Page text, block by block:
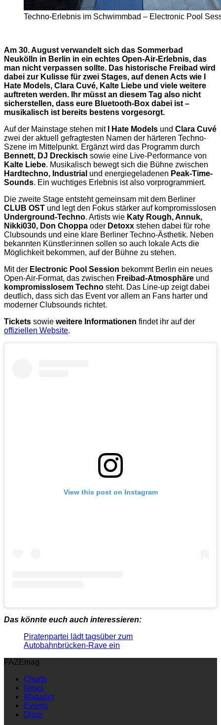
Techno-Erlebnis im Schwimmbad – Electronic Pool
Am 30. August verwandelt sich das Sommerbad
Neukölln in Berlin in ein echtes Open-Air-Erlebnis, das
man nicht verpassen sollte. Das historische Freibad wird
dabei zur Kulisse für zwei Stages, auf denen Acts wie I
Hate Models, Clara Cuvé, Kalte Liebe und viele weitere
auftreten werden. Ihr müsst an diesem Tag also nicht
sicherstellen, dass eure Bluetooth-Box dabei ist –
musikalisch ist bereits bestens vorgesorgt.
Auf der Mainstage stehen mitI Hate Models und Clara Cuvé
zwei der aktuell gefragtesten Namen der härteren Techno-
Szene im Mittelpunkt. Ergänzt wird das Programm durch
Bennett, DJ Dreckisch sowie eine Live-Performance von
Kalte Liebe. Musikalisch bewegt sich die Bühne zwischen
Hardtechno, Industrial und energiegeladenen Peak-Time-
Sounds. Ein wuchtiges Erlebnis ist also vorprogrammiert.
Die zweite Stage entsteht gemeinsam mit dem Berliner
CLUB OST und legt den Fokus stärker auf kompromisslosen
Underground-Techno. Artists wie Katy Rough, Annuk,
Nikki030, Don Choppa oder Detoxx stehen dabei für rohe
Clubsounds und eine klare Berliner Techno-Ästhetik. Neben
bekannten Künstler:innen sollen so auch lokale Acts die
Möglichkeit bekommen, auf der Bühne zu stehen.
Mit der Electronic Pool Session bekommt Berlin ein neues
Open-Air-Format, das zwischen Freibad-Atmosphäre und
kompromisslosem Techno steht. Das Line-up zeigt dabei
deutlich, dass sich das Event vor allem an Fans harter und
moderner Clubsounds richtet.
Tickets sowie weitere Informationen findet ihr auf der
offiziellen Website.
View this post on Instagram
Das könnte euch auch interessieren:
Piratenpartei lädt tagsüber zum
Autobahnbrücken-Rave ein
FAZEmag
Charts
News
Magazin
Events
Shop